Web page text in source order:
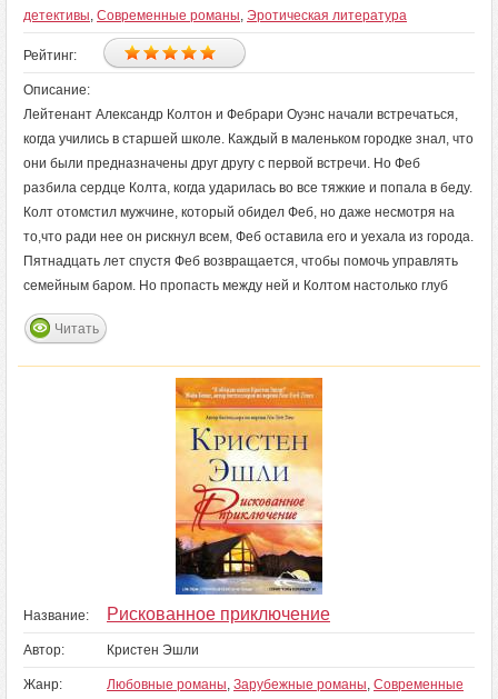
детективы, Современные романы, Эротическая литература
Рейтинг:
Описание:
Лейтенант Александр Колтон и Фебрари Оуэнс начали встречаться,
когда учились в старшей школе. Каждый в маленьком городке знал, что
они были предназначены друг другу с первой встречи. Но Феб
разбила сердце Колта, когда ударилась во все тяжкие и попала в беду.
Колт отомстил мужчине, который обидел Феб, но даже несмотря на
то,что ради нее он рискнул всем, Феб оставила его и уехала из города.
Пятнадцать лет спустя Феб возвращается, чтобы помочь управлять
семейным баром. Но пропасть между ней и Колтом настолько глуб
Читать
Название: Рискованное приключение
Автор: Кристен Эшли
Жанр: Любовные романы, Зарубежные романы, Современные